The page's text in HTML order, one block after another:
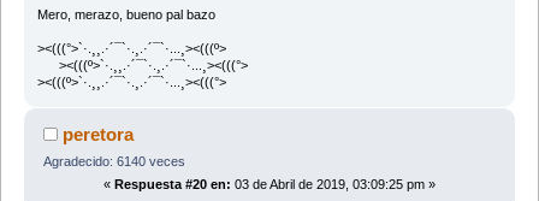
Mero, merazo, bueno pal bazo
><(((°>`·.¸¸.·´¯`·.¸.·´¯`·...¸><(((º>
><(((º>`·.¸¸.·´¯`·.¸.·´¯`·...¸><(((°>
><(((º>`·.¸¸.·´¯`·.¸.·´¯`·...¸><(((°>
peretora
Agradecido: 6140 veces
« Respuesta #20 en: 03 de Abril de 2019, 03:09:25 pm »